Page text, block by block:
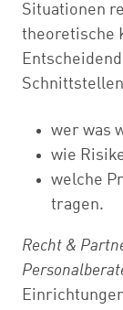
Situationen
theoretische
wer was
wie
welche
tragen.
Recht &